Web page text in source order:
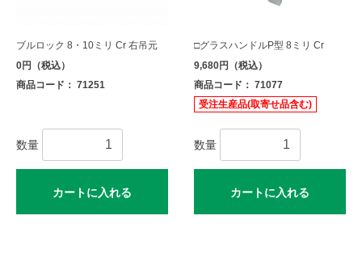
ブルロック 8・10ミリ Cr 右吊元
0円（税込）
商品コード： 71251
数量
カートに入れる
□グラスハンドルP型 8ミリ Cr
9,680円（税込）
商品コード： 71077
受注生産品(取寄せ品含む)
数量
カートに入れる